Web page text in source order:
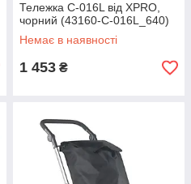
Тележка C-016L від XPRO,
чорний (43160-C-016L_640)
Немає в наявності
1 453 ₴